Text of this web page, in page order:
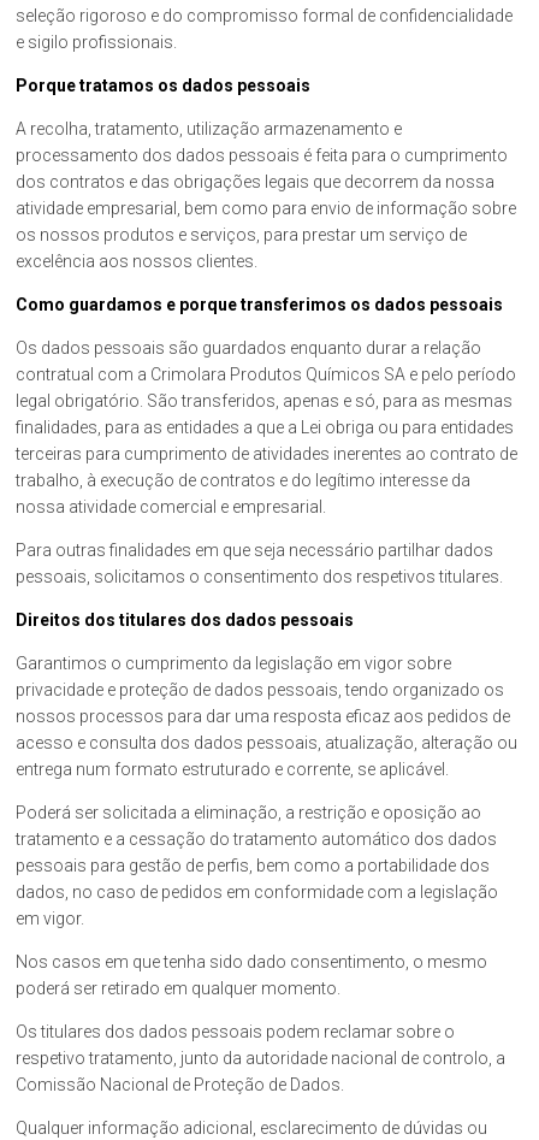
seleção rigoroso e do compromisso formal de confidencialidade
e sigilo profissionais.
Porque tratamos os dados pessoais
A recolha, tratamento, utilização armazenamento e
processamento dos dados pessoais é feita para o cumprimento
dos contratos e das obrigações legais que decorrem da nossa
atividade empresarial, bem como para envio de informação sobre
os nossos produtos e serviços, para prestar um serviço de
excelência aos nossos clientes.
Como guardamos e porque transferimos os dados pessoais
Os dados pessoais são guardados enquanto durar a relação
contratual com a Crimolara Produtos Químicos SA e pelo período
legal obrigatório. São transferidos, apenas e só, para as mesmas
finalidades, para as entidades a que a Lei obriga ou para entidades
terceiras para cumprimento de atividades inerentes ao contrato de
trabalho, à execução de contratos e do legítimo interesse da
nossa atividade comercial e empresarial.
Para outras finalidades em que seja necessário partilhar dados
pessoais, solicitamos o consentimento dos respetivos titulares.
Direitos dos titulares dos dados pessoais
Garantimos o cumprimento da legislação em vigor sobre
privacidade e proteção de dados pessoais, tendo organizado os
nossos processos para dar uma resposta eficaz aos pedidos de
acesso e consulta dos dados pessoais, atualização, alteração ou
entrega num formato estruturado e corrente, se aplicável.
Poderá ser solicitada a eliminação, a restrição e oposição ao
tratamento e a cessação do tratamento automático dos dados
pessoais para gestão de perfis, bem como a portabilidade dos
dados, no caso de pedidos em conformidade com a legislação
em vigor.
Nos casos em que tenha sido dado consentimento, o mesmo
poderá ser retirado em qualquer momento.
Os titulares dos dados pessoais podem reclamar sobre o
respetivo tratamento, junto da autoridade nacional de controlo, a
Comissão Nacional de Proteção de Dados.
Qualquer informação adicional, esclarecimento de dúvidas ou